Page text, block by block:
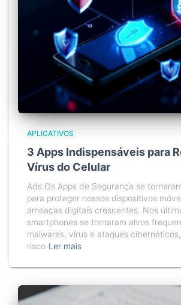
APLICATIVOS
3 Apps Indispensáveis para
Vírus do Celular
Ads Os Apps de Segurança se
para proteger nossos dispositivos
ameaças digitais crescentes. Nos
smartphones se tornaram alvos
malwares, vírus e ataques
risco Ler mais